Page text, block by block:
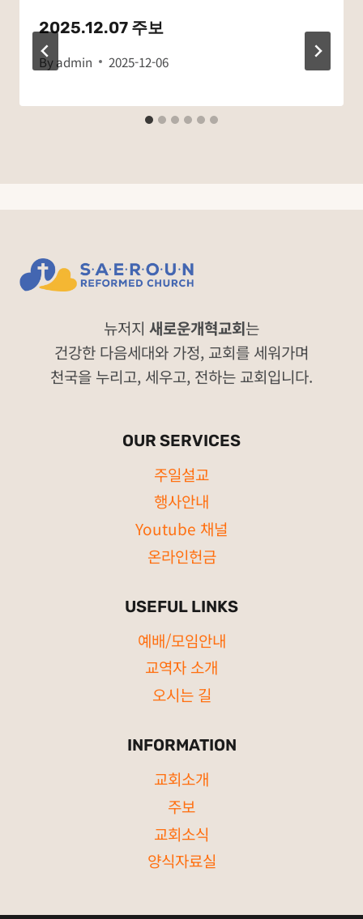
2025.12.07 주보
Byadmin 2025-12-06
뉴저지 새로운개혁교회는
건강한 다음세대와 가정, 교회를 세워가며
천국을 누리고, 세우고, 전하는 교회입니다.
OUR SERVICES
주일설교
행사안내
Youtube 채널
온라인헌금
USEFUL LINKS
예배/모임안내
교역자 소개
오시는 길
INFORMATION
교회소개
주보
교회소식
양식자료실